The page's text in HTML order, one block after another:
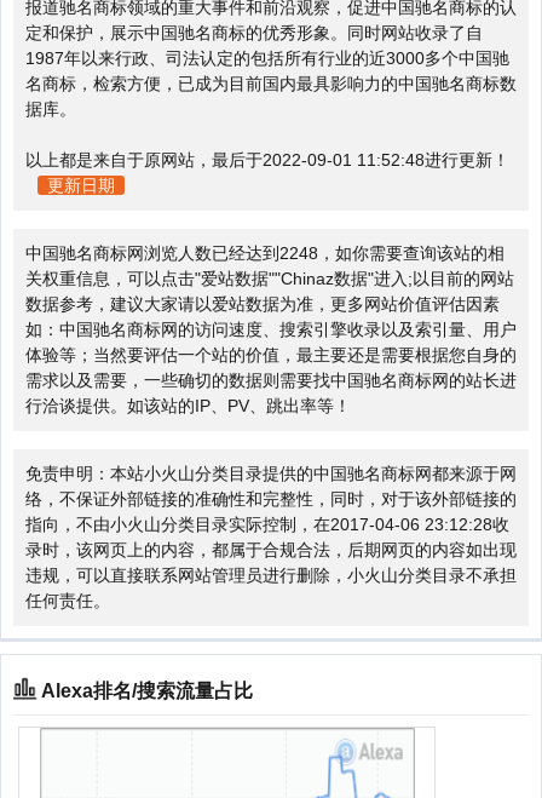
报道驰名商标领域的重大事件和前沿观察，促进中国驰名商标的认
定和保护，展示中国驰名商标的优秀形象。同时网站收录了自
1987年以来行政、司法认定的包括所有行业的近3000多个中国驰
名商标，检索方便，已成为目前国内最具影响力的中国驰名商标数
据库。
以上都是来自于原网站，最后于2022-09-01 11:52:48进行更新！
更新日期
中国驰名商标网浏览人数已经达到2248，如你需要查询该站的相
关权重信息，可以点击"爱站数据""Chinaz数据"进入;以目前的网站
数据参考，建议大家请以爱站数据为准，更多网站价值评估因素
如：中国驰名商标网的访问速度、搜索引擎收录以及索引量、用户
体验等；当然要评估一个站的价值，最主要还是需要根据您自身的
需求以及需要，一些确切的数据则需要找中国驰名商标网的站长进
行洽谈提供。如该站的IP、PV、跳出率等！
免责申明：本站小火山分类目录提供的中国驰名商标网都来源于网
络，不保证外部链接的准确性和完整性，同时，对于该外部链接的
指向，不由小火山分类目录实际控制，在2017-04-06 23:12:28收
录时，该网页上的内容，都属于合规合法，后期网页的内容如出现
违规，可以直接联系网站管理员进行删除，小火山分类目录不承担
任何责任。
Alexa排名/搜索流量占比